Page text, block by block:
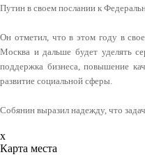
Путин в своем послании к
Он отметил, что в этом году в
Москва и дальше будет уделять
поддержка бизнеса, повышение
развитие социальной сферы.
Собянин выразил надежду, что
x
Карта места